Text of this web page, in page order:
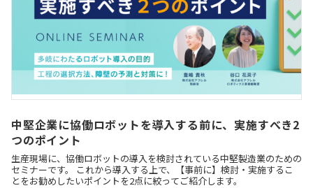
中堅企業に協働ロボットを導入する前に、実施すべき2
つのポイント
生産現場に、協働ロボットの導入を検討されている中堅製造業のための
セミナーです。 これから導入する上で、【事前に】検討・実施するこ
とをお勧めしたいポイントを2点に絞ってご紹介します。